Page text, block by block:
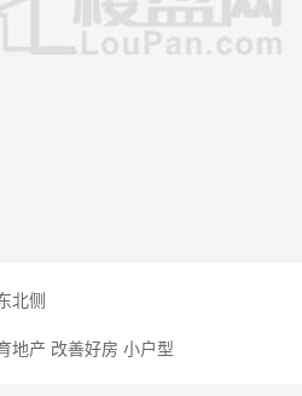
北侧
地产 改善好房 小户型